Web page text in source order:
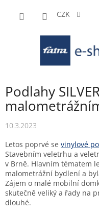
CZK
Podlahy
10.3.2023
Letos poprvé se vinylové
Stavebním veletrhu a
v Brně. Hlavním tématem
malometrážní bydlení a
Zájem o malé mobilní
skutečně veliký a řady na
dlouhé.